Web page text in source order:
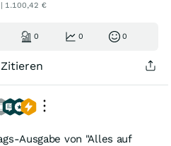
| 1.100,42 €
0 0 0
Zitieren
Ausgabe von "Alles auf